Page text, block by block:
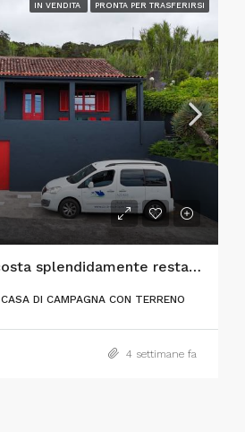
IN VENDITA PRONTA PER TRASFERIRSI
Un rifugio sulla costa splendidamente restaurato sull’isola di Faial, nelle Azzorre!
CASA DI CAMPAGNA CON TERRENO
4 settimane fa